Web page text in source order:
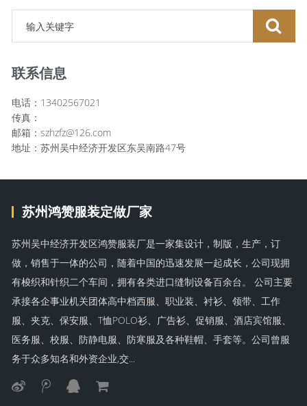
联系信息
电话：13402567021
传真：
邮箱：szhzfz@126.com
地址：苏州吴中经济开发区东吴南路47号
苏州鸿赞服装定做厂家
苏州吴中经济开发区鸿赞服装厂是一家集设计，制版，生产，订
做，销售于一体的公司，随着中国的迅速发展一起成长，公司现拥
有梭织和针织二个车间，拥有各类进口缝制设备百余台。 公司主要
承接各企事业机关团体高中档西服、职业装、衬衫、领带、工作
服、夹克、保安服、T恤POLO衫、广告衫、促销服、酒店宾馆服、
医务服、校服、防静电服、防寒服及各种鞋帽、手套等。公司曾服
务于众多知名和外资企业,交...